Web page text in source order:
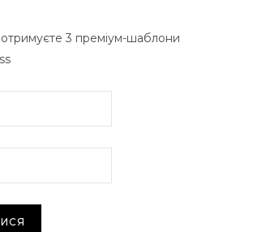
3 преміум-шаблони